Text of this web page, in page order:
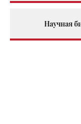
Научная